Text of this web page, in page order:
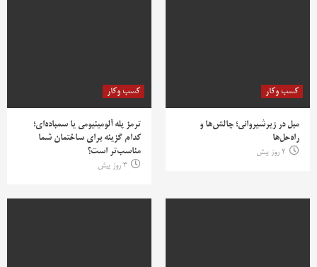
کسب وکار
مبل در زیرشیروانی؛ چالش‌ها و
راه‌حل‌ها
2 روز پیش
کسب وکار
ترمز پله آلومینیومی یا سمباده‌ای؛
کدام گزینه برای ساختمان شما
مناسب‌تر است؟
3 روز پیش